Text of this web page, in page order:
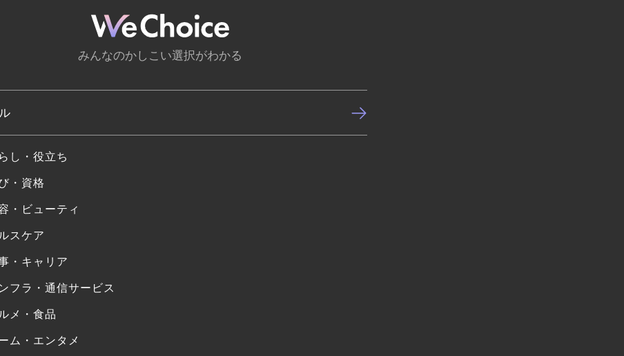
みんなのかしこい選択がわかる
し・役立ち
・資格
・ビューティ
スケア
・キャリア
フラ・通信サービス
メ・食品
ム・エンタメ